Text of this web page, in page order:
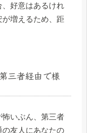
好意はあるけれ
増えるため、距
三者経由で様
いぶん、第三者
友人にあなたの